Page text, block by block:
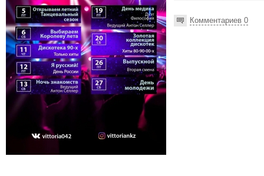
Комментариев 0